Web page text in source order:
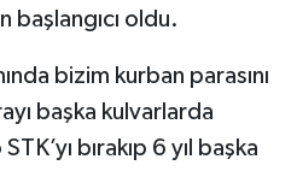
başlangıcı oldu.
bizim kurban parasını
başka kulvarlarda
bırakıp 6 yıl başka